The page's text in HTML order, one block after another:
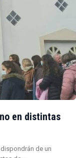
en distintas
de un